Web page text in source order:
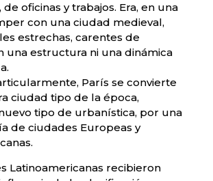
oficinas y trabajos. Era, en una
con una ciudad medieval,
estrechas, carentes de
una estructura ni una dinámica
París se convierte
ciudad tipo de la época,
tipo de urbanística, por una
de ciudades Europeas y
Latinoamericanas recibieron